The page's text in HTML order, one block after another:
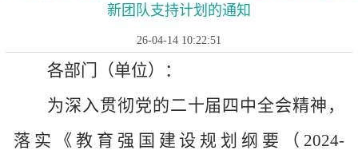
新团队支持计划的通知
26-04-14 10:22:51
各部门（单位）：
为深入贯彻党的二十届四中全会精神，
落实《教育强国建设规划纲要（ 2024-